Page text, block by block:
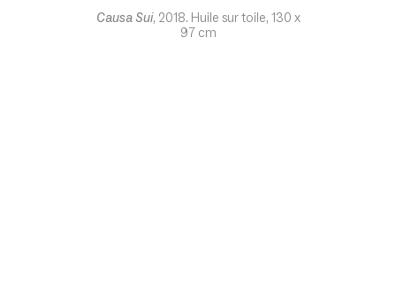
Causa Sui, 2018. Huile sur toile, 130 x
97 cm